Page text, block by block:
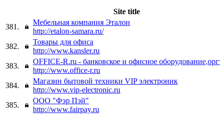
Site title
381.
Мебельная компания Эталон
http://etalon-samara.ru/
382.
Товары для офиса
http://www.kansler.ru
383.
OFFICE-R.ru - банковское и офисное
http://www.office-r.ru
384.
Магазин бытовой техники VIP электроник
http://www.vip-electronic.ru
385.
ООО "Фэр Пэй"
http://www.fairpay.ru